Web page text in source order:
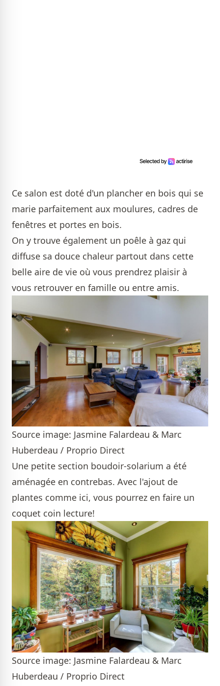
Ce salon est doté d'un plancher en bois qui se
marie parfaitement aux moulures, cadres de
fenêtres et portes en bois.
On y trouve également un poêle à gaz qui
diffuse sa douce chaleur partout dans cette
belle aire de vie où vous prendrez plaisir à
vous retrouver en famille ou entre amis.
Source image: Jasmine Falardeau & Marc
Huberdeau / Proprio Direct
Une petite section boudoir-solarium a été
aménagée en contrebas. Avec l'ajout de
plantes comme ici, vous pourrez en faire un
coquet coin lecture!
Source image: Jasmine Falardeau & Marc
Huberdeau / Proprio Direct